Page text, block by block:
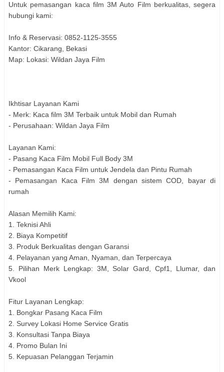
Untuk pemasangan kaca film 3M Auto Film berkualitas, segera
hubungi kami:
Info & Reservasi: 0852-1125-3555
Kantor: Cikarang, Bekasi
Map: Lokasi: Wildan Jaya Film
Ikhtisar Layanan Kami
- Merk: Kaca film 3M Terbaik untuk Mobil dan Rumah
- Perusahaan: Wildan Jaya Film
Layanan Kami:
- Pasang Kaca Film Mobil Full Body 3M
- Pemasangan Kaca Film untuk Jendela dan Pintu Rumah
- Pemasangan Kaca Film 3M dengan sistem COD, bayar di
rumah
Alasan Memilih Kami:
1. Teknisi Ahli
2. Biaya Kompetitif
3. Produk Berkualitas dengan Garansi
4. Pelayanan yang Aman, Nyaman, dan Terpercaya
5. Pilihan Merk Lengkap: 3M, Solar Gard, Cpf1, Llumar, dan
Vkool
Fitur Layanan Lengkap:
1. Bongkar Pasang Kaca Film
2. Survey Lokasi Home Service Gratis
3. Konsultasi Tanpa Biaya
4. Promo Bulan Ini
5. Kepuasan Pelanggan Terjamin